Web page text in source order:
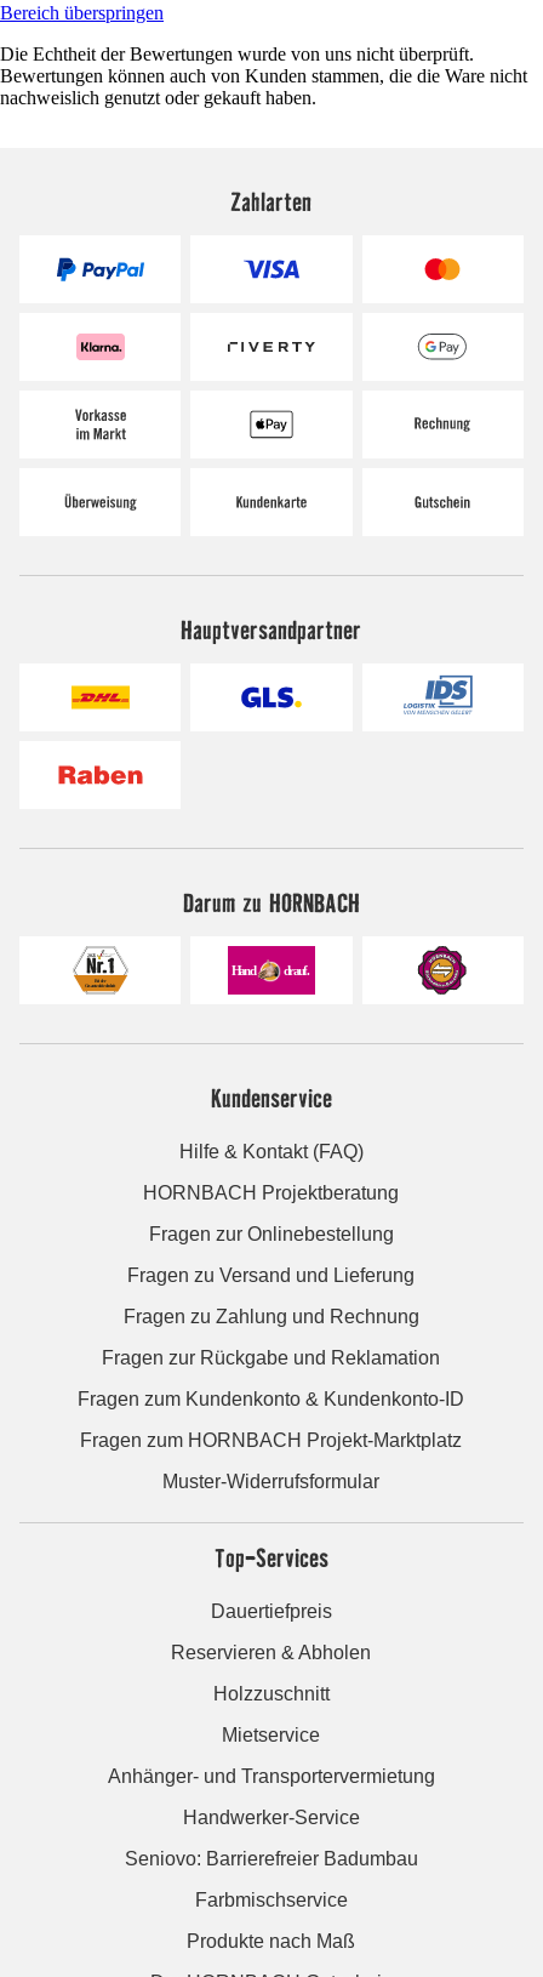
Bereich überspringen
Die Echtheit der Bewertungen wurde von uns nicht überprüft.
Bewertungen können auch von Kunden stammen, die die Ware nicht
nachweislich genutzt oder gekauft haben.
Zahlarten
Hauptversandpartner
Darum zu HORNBACH
Kundenservice
Hilfe & Kontakt (FAQ)
HORNBACH Projektberatung
Fragen zur Onlinebestellung
Fragen zu Versand und Lieferung
Fragen zu Zahlung und Rechnung
Fragen zur Rückgabe und Reklamation
Fragen zum Kundenkonto & Kundenkonto-ID
Fragen zum HORNBACH Projekt-Marktplatz
Muster-Widerrufsformular
Top-Services
Dauertiefpreis
Reservieren & Abholen
Holzzuschnitt
Mietservice
Anhänger- und Transportervermietung
Handwerker-Service
Seniovo: Barrierefreier Badumbau
Farbmischservice
Produkte nach Maß